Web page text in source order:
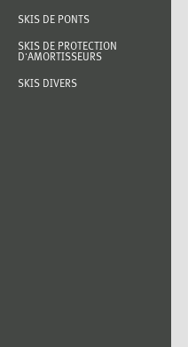
SKIS DE PONTS
SKIS DE PROTECTION
D'AMORTISSEURS
SKIS DIVERS